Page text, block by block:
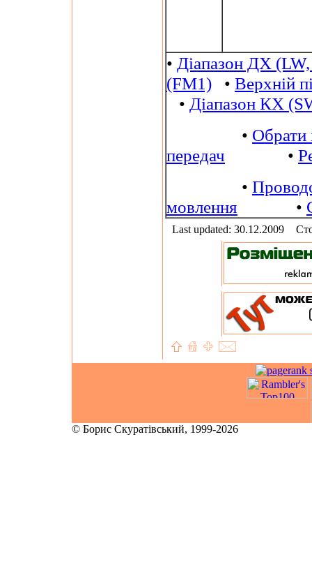
• Діапазон ДХ
(FM1) • Верхній
• Діапазон КХ
• Обрати
передач •
•
мовлення •
Last updated: 30.12.2009
© Борис Скуратівський, 1999-2026